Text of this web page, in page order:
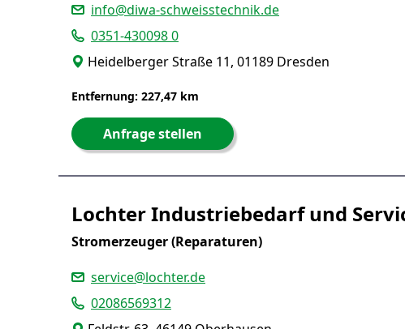
info@diwa-schweisstechnik.de
0351-430098 0
Heidelberger Straße 11, 01189 Dresden
Entfernung: 227,47 km
Anfrage stellen
Lochter Industriebedarf und
Stromerzeuger (Reparaturen)
service@lochter.de
02086569312